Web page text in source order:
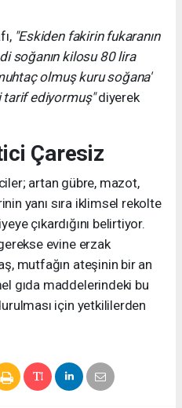
"Eskiden fakirin fukaranın
soğanın kilosu 80 lira
olmuş kuru soğana'
tarif ediyormuş"diyerek
Çaresiz
artan gübre, mazot,
yanı sıra iklimsel rekolte
çıkardığını belirtiyor.
evine erzak
mutfağın ateşinin bir an
gıda maddelerindeki bu
için yetkililerden